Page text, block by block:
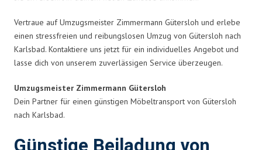
Vertraue auf Umzugsmeister Zimmermann Gütersloh und erlebe
einen stressfreien und reibungslosen Umzug von Gütersloh nach
Karlsbad. Kontaktiere uns jetzt für ein individuelles Angebot und
lasse dich von unserem zuverlässigen Service überzeugen.
Umzugsmeister Zimmermann Gütersloh
Dein Partner für einen günstigen Möbeltransport von Gütersloh
nach Karlsbad.